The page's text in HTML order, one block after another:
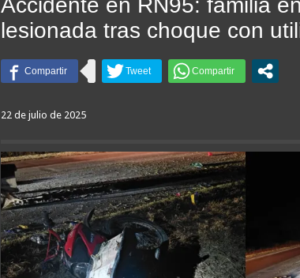
Accidente en RN95: familia
lesionada tras choque con
22 de julio de 2025